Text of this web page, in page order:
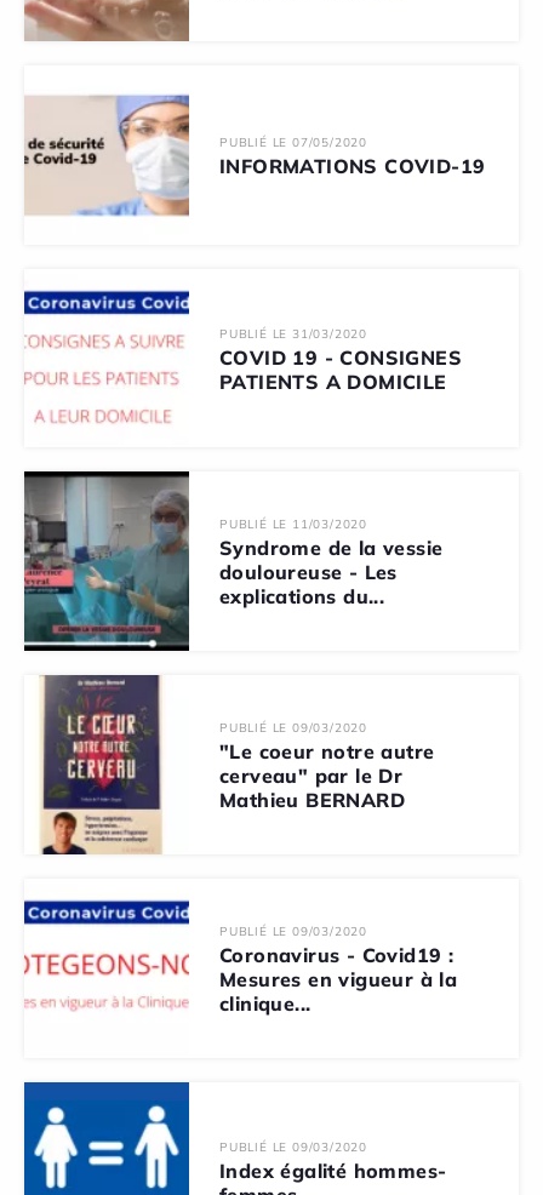
PUBLIÉ LE 07/05/2020
INFORMATIONS COVID-19
PUBLIÉ LE 31/03/2020
COVID 19 - CONSIGNES
PATIENTS A DOMICILE
PUBLIÉ LE 11/03/2020
Syndrome de la vessie
douloureuse - Les
explications du...
PUBLIÉ LE 09/03/2020
"Le coeur notre autre
cerveau" par le Dr
Mathieu BERNARD
PUBLIÉ LE 09/03/2020
Coronavirus - Covid19 :
Mesures en vigueur à la
clinique...
PUBLIÉ LE 09/03/2020
Index égalité hommes-